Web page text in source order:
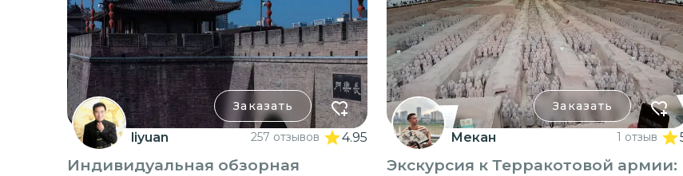
Заказать
liyuan 257 отзывов 4.95
Индивидуальная обзорная
Заказать
Мекан 1 отзыв
Экскурсия к Терракотовой армии: